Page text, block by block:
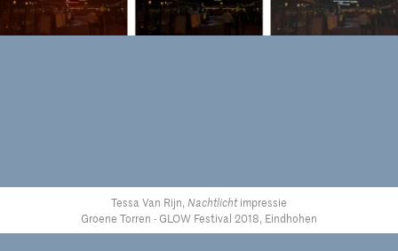
Tessa Van Rijn, Nachtlichtimpressie
Groene Torren - GLOW Festival 2018, Eindhohen